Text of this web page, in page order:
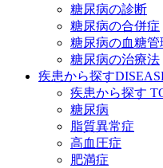
糖尿病の診断
糖尿病の合併症
糖尿病の血糖管
糖尿病の治療法
疾患から探す
疾患から探す
糖尿病
脂質異常症
高血圧症
肥満症